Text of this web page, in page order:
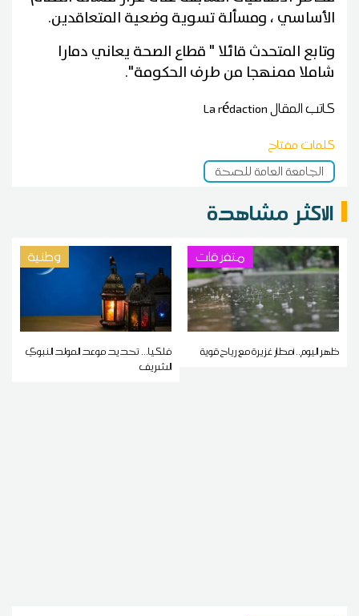
الأساسي ، ومسألة تسوية وضعية المتعاقدين.
وتابع المتحدث قائلا " قطاع الصحة يعاني دمارا
شاملا ممنهجا من طرف الحكومة".
كاتب المقالLa rédaction
كلمات مفتاح
الجامعة العامة للصحة
الاكثر مشاهدة
متفرقات
ظهر اليوم.. أمطار غزيرة مع رياح قوية
وطنية
فلكيا... تحديد موعد المولد النبوي
الشريف